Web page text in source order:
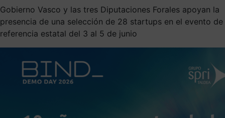
Gobierno Vasco y las tres Diputaciones Forales apoyan la
presencia de una selección de 28 startups en el evento de
referencia estatal del 3 al 5 de junio